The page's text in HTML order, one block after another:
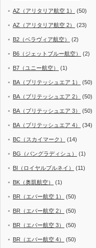
AZ（アリタリア航空 1） (50)
AZ（アリタリア航空 2） (23)
B2（ベラヴィア航空） (2)
B6（ジェットブルー航空） (2)
B7（ユニー航空） (1)
BA（ブリテッシュエア 1） (50)
BA（ブリテッシュエア 2） (50)
BA（ブリテッシュエア 3） (50)
BA（ブリテッシュエア 4） (34)
BC（スカイマーク） (14)
BG（バングラディシュ） (1)
BI（ロイヤルブルネイ） (11)
BK（奥凱航空） (1)
BR（エバー航空 1） (50)
BR（エバー航空 2） (50)
BR（エバー航空 3） (50)
BR（エバー航空 4） (50)